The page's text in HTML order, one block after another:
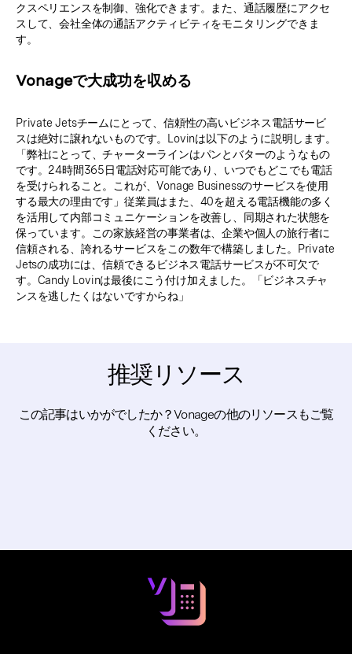
クスペリエンスを制御、強化できます。また、通話履歴にアクセ
スして、会社全体の通話アクティビティをモニタリングできま
す。
Vonageで大成功を収める
Private Jetsチームにとって、信頼性の高いビジネス電話サービ
スは絶対に譲れないものです。Lovinは以下のように説明します。
「弊社にとって、チャーターラインはパンとバターのようなもの
です。24時間365日電話対応可能であり、いつでもどこでも電話
を受けられること。これが、Vonage Businessのサービスを使用
する最大の理由です」従業員はまた、40を超える電話機能の多く
を活用して内部コミュニケーションを改善し、同期された状態を
保っています。この家族経営の事業者は、企業や個人の旅行者に
信頼される、誇れるサービスをこの数年で構築しました。Private
Jetsの成功には、信頼できるビジネス電話サービスが不可欠で
す。Candy Lovinは最後にこう付け加えました。「ビジネスチャ
ンスを逃したくはないですからね」
推奨リソース
この記事はいかがでしたか？Vonageの他のリソースもご覧
ください。